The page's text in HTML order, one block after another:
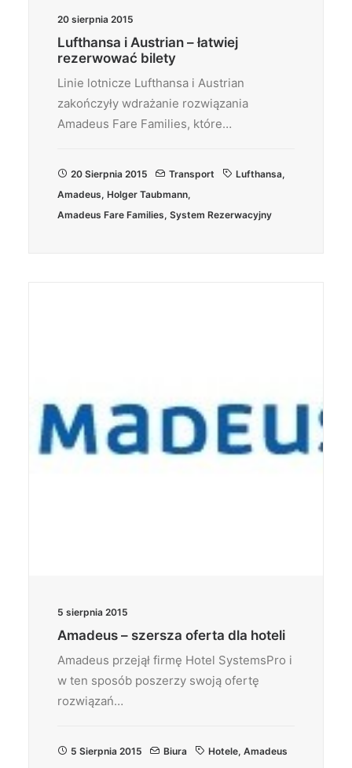
20 sierpnia 2015
Lufthansa i Austrian – łatwiej
rezerwować bilety
Linie lotnicze Lufthansa i Austrian
zakończyły wdrażanie rozwiązania
Amadeus Fare Families, które…
20 Sierpnia 2015 Transport Lufthansa,
Amadeus, Holger Taubmann,
Amadeus Fare Families, System Rezerwacyjny
5 sierpnia 2015
Amadeus – szersza oferta dla hoteli
Amadeus przejął firmę Hotel SystemsPro i
w ten sposób poszerzy swoją ofertę
rozwiązań…
5 Sierpnia 2015 Biura Hotele, Amadeus